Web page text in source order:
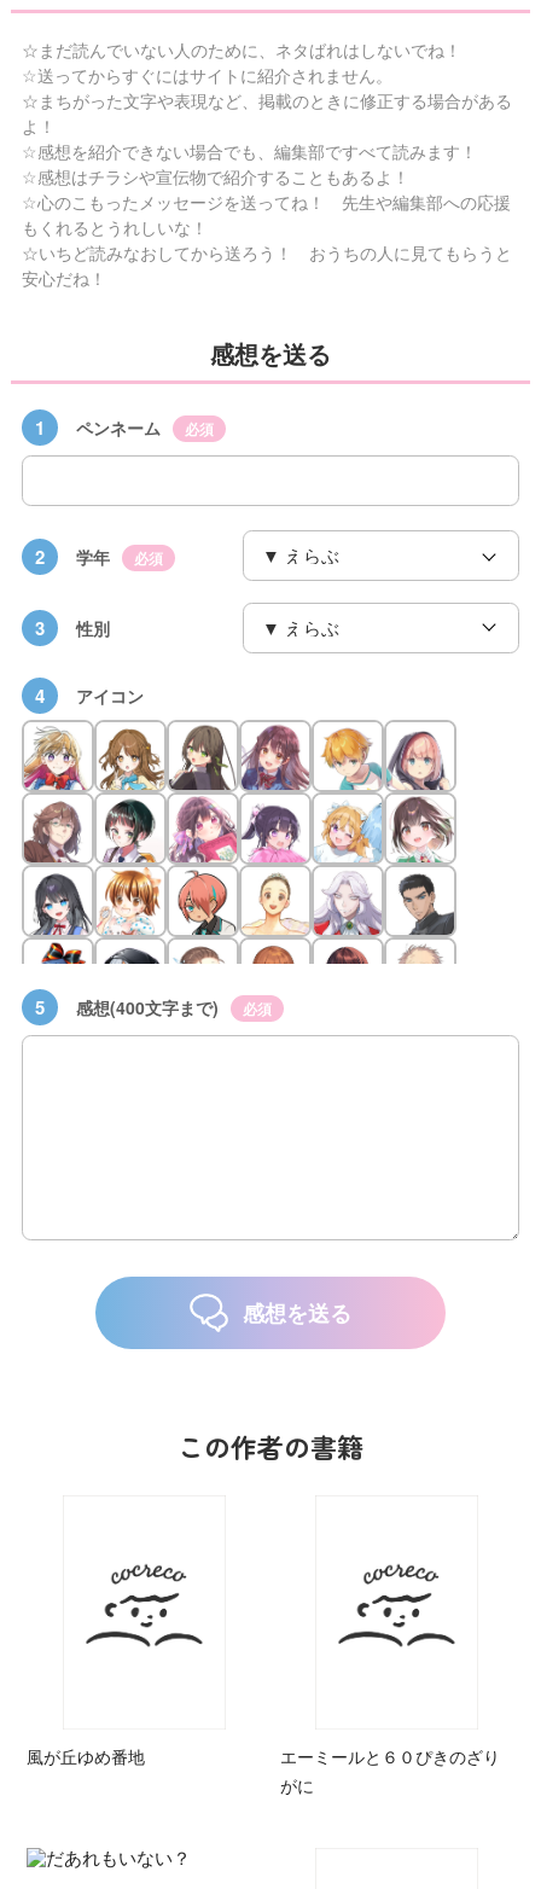
☆まだ読んでいない人のために、ネタばれはしないでね！
☆送ってからすぐにはサイトに紹介されません。
☆まちがった文字や表現など、掲載のときに修正する場合がある
よ！
☆感想を紹介できない場合でも、編集部ですべて読みます！
☆感想はチラシや宣伝物で紹介することもあるよ！
☆心のこもったメッセージを送ってね！ 先生や編集部への応援
もくれるとうれしいな！
☆いちど読みなおしてから送ろう！ おうちの人に見てもらうと
安心だね！
感想を送る
1 ペンネーム 必須
2 学年 必須
3 性別
4 アイコン
5 感想(400文字まで) 必須
感想を送る
この作者の書籍
風が丘ゆめ番地
エーミールと６０ぴきのざり
がに